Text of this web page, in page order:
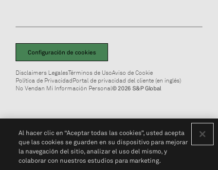
Configuración de cookies
Disclaimers LegalesTérminos de UsoAviso de Cookie
Política de PrivacidadPortal de privacidad del cliente (en inglés)
No Vendan Mi Información Personal© 2026 S&P Global
Al hacer clic en “Aceptar todas las cookies”, usted acepta
que las cookies se guarden en su dispositivo para mejorar
la navegación del sitio, analizar el uso del mismo, y
colaborar con nuestros estudios para marketing.